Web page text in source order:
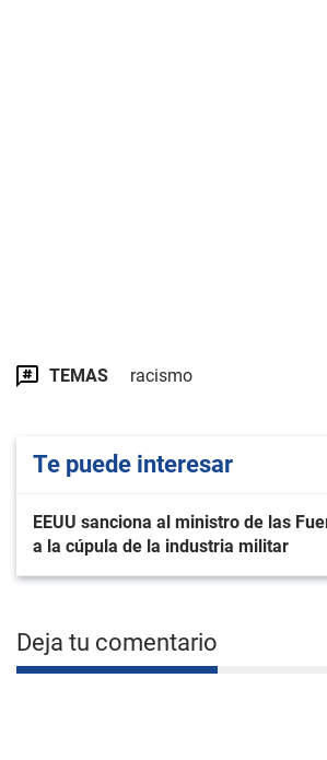
TEMAS racismo
Te puede interesar
EEUU sanciona al ministro de las
a la cúpula de la industria militar
Deja tu comentario